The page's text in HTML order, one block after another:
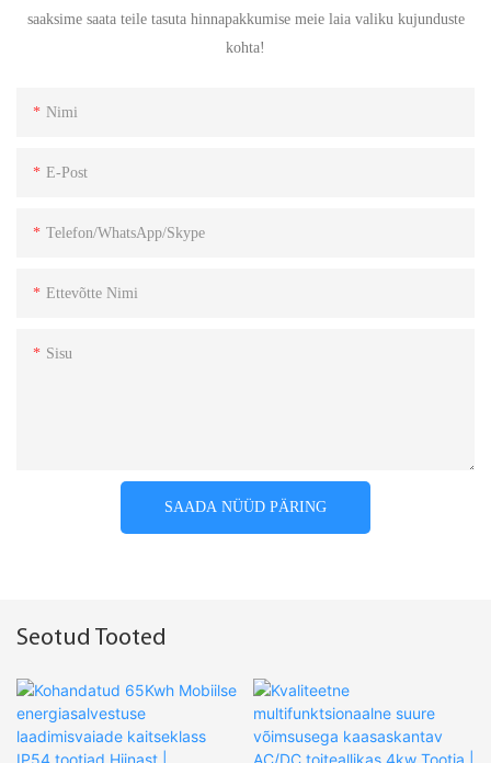
saaksime saata teile tasuta hinnapakkumise meie laia valiku kujunduste
kohta!
Nimi
E-Post
Telefon/WhatsApp/Skype
Ettevõtte Nimi
Sisu
SAADA NÜÜD PÄRING
Seotud Tooted